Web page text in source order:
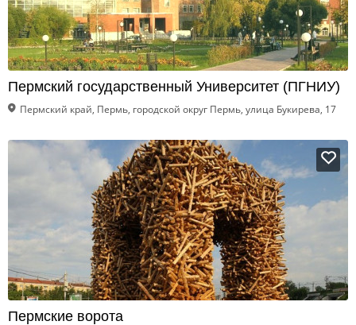
Пермский государственный Университет (ПГНИУ)
Пермский край, Пермь, городской округ Пермь, улица Букирева, 17
Пермские ворота